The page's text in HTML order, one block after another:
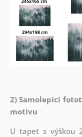
2) Samolepící
motivu
U tapet s výškou